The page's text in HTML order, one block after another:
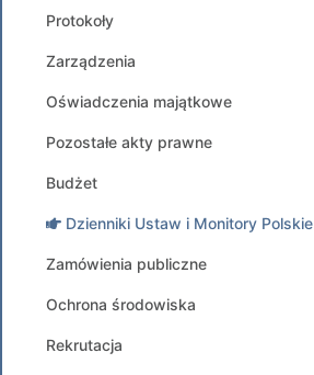
Protokoły
Zarządzenia
Oświadczenia majątkowe
Pozostałe akty prawne
Budżet
Dzienniki Ustaw i Monitory Polskie
Zamówienia publiczne
Ochrona środowiska
Rekrutacja